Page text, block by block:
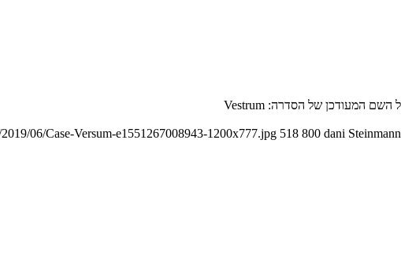
06/Case-Versum-e1551267008943-1200x777.jpg 518 800 dani Steinmann